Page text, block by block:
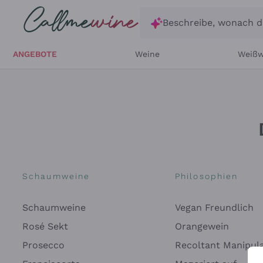
Zum Hauptinhalt springen
Beschreibe, wonach
ANGEBOTE Weine
Schaumweine
Schaumweine
Rosé Sekt
Prosecco
Philosophien
Vegan Freundlich
Orangewein
Recoltant